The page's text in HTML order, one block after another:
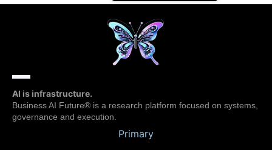
AI is infrastructure.
Business AI Future® is a research platform focused on systems,
governance and execution.
Primary